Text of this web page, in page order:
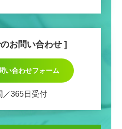
お問い合わせ
い合わせフォーム
／365日受付